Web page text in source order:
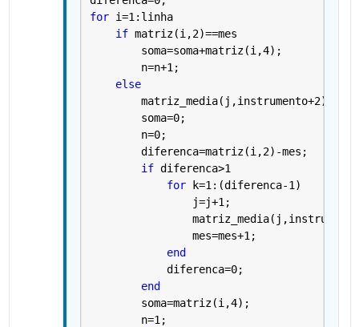
for i=1:linha
if matriz(i,2)==mes
        soma=soma+matriz(i,4);
        n=n+1;
else
        soma=0;
        n=0;
        diferenca=matriz(i,2)-mes;
if diferenca>1
for k=1:(diferenca-1)
                j=j+1;
                mes=mes+1;
end
            diferenca=0;
end
        soma=matriz(i,4);
        n=1;